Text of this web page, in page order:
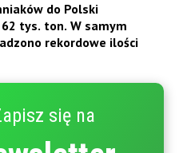
do Polski
62 tys. ton. W samym
rekordowe ilości
się na